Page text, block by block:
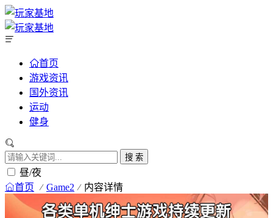
首页
游戏资讯
国外资讯
运动
健身
搜 索
昼/夜
首页 Game2 内容详情